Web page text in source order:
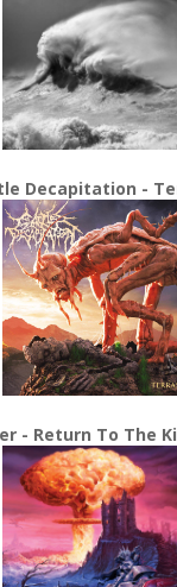
Decapitation -
- Return To The